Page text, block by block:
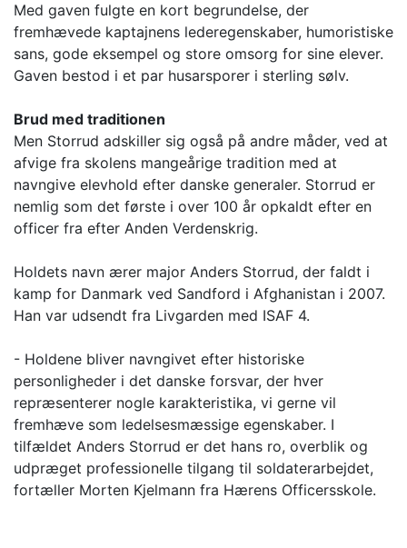
Med gaven fulgte en kort begrundelse, der
fremhævede kaptajnens lederegenskaber, humoristiske
sans, gode eksempel og store omsorg for sine elever.
Gaven bestod i et par husarsporer i sterling sølv.
Brud med traditionen
Men Storrud adskiller sig også på andre måder, ved at
afvige fra skolens mangeårige tradition med at
navngive elevhold efter danske generaler. Storrud er
nemlig som det første i over 100 år opkaldt efter en
officer fra efter Anden Verdenskrig.
Holdets navn ærer major Anders Storrud, der faldt i
kamp for Danmark ved Sandford i Afghanistan i 2007.
Han var udsendt fra Livgarden med ISAF 4.
- Holdene bliver navngivet efter historiske
personligheder i det danske forsvar, der hver
repræsenterer nogle karakteristika, vi gerne vil
fremhæve som ledelsesmæssige egenskaber. I
tilfældet Anders Storrud er det hans ro, overblik og
udpræget professionelle tilgang til soldaterarbejdet,
fortæller Morten Kjelmann fra Hærens Officersskole.